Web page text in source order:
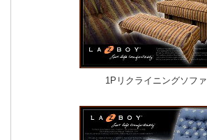
1Pリクライニングソファ